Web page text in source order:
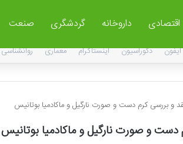
اقتصادی داروخانه گردشگری صنعت
آیفون دکوراسیون اینستاگرام معماری روانشناسی
و بررسی کرم دست و صورت نارگیل و ماکادمیا بوتانیس
دست و صورت نارگیل و ماکادمیا بوتانیس